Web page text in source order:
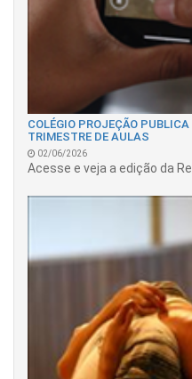
COLÉGIO PROJEÇÃO
TRIMESTRE DE AULAS
02/06/2026
Acesse e veja a edição da